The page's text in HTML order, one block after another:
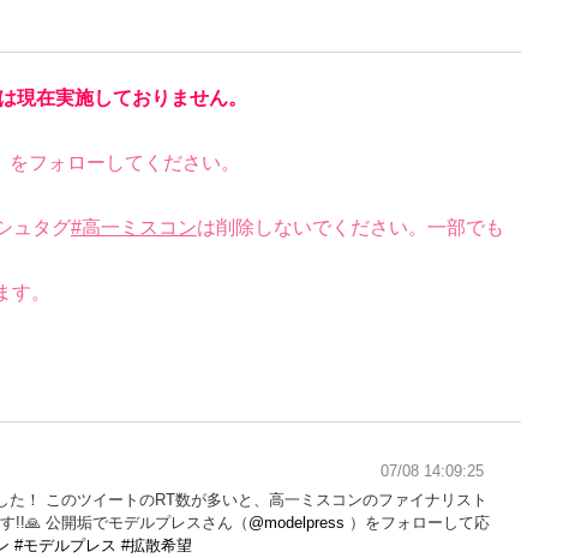
現在実施しておりません。
をフォローしてください。
ュタグ#高一ミスコンは削除しないでください。一部でも
。
！ このツイートのRT数が多いと、高一ミスコンのファイナリスト
!!🙏 公開垢でモデルプレスさん（ @modelpress ）をフォローして応
#モデルプレス #拡散希望
07/08 14:09:25